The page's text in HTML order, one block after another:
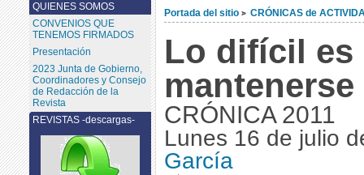
Portada del sitio > CRÓNICAS de
Lo difícil es
mantenerse
CRÓNICA 2011
Lunes 16 de julio
García
QUIENES SOMOS
CONVENIOS QUE
TENEMOS FIRMADOS
Presentación
2023 Junta de Gobierno,
Coordinadores y Consejo
de Redacción de la
Revista
REVISTAS -descargas-